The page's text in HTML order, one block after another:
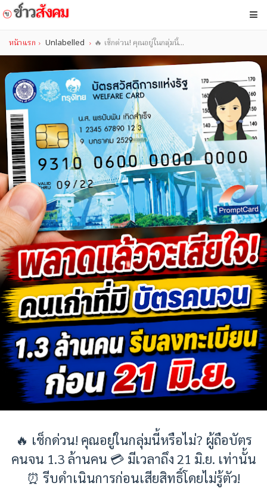
หน้าแรก Unlabelled 🔥 เช็กด่วน! คุณอยู่ในกลุ่มนี้...
🔥 เช็กด่วน! คุณอยู่ในกลุ่มนี้หรือไม่? ผู้ถือบัตร
คนจน 1.3 ล้านคน 💳 มีเวลาถึง 21 มิ.ย. เท่านั้น
⏰ รีบดำเนินการก่อนเสียสิทธิ์โดยไม่รู้ตัว!